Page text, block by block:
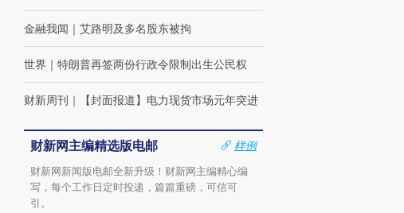
金融我闻 ｜ 艾路明及多名股东被拘
世界 ｜ 特朗普再签两份行政令限制出生公民权
财新周刊 ｜ 【封面报道】电力现货市场元年突进
财新网主编精选版电邮
样例
财新网新闻版电邮全新升级！财新网主编精心编
写，每个工作日定时投递，篇篇重磅，可信可
引。